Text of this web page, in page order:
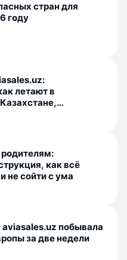
стран для
году
летают в
Таджикистане
как всё
не сойти с ума
побывала
за две недели